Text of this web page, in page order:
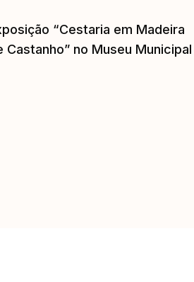
“Cestaria em Madeira
Castanho” no Museu Municipal